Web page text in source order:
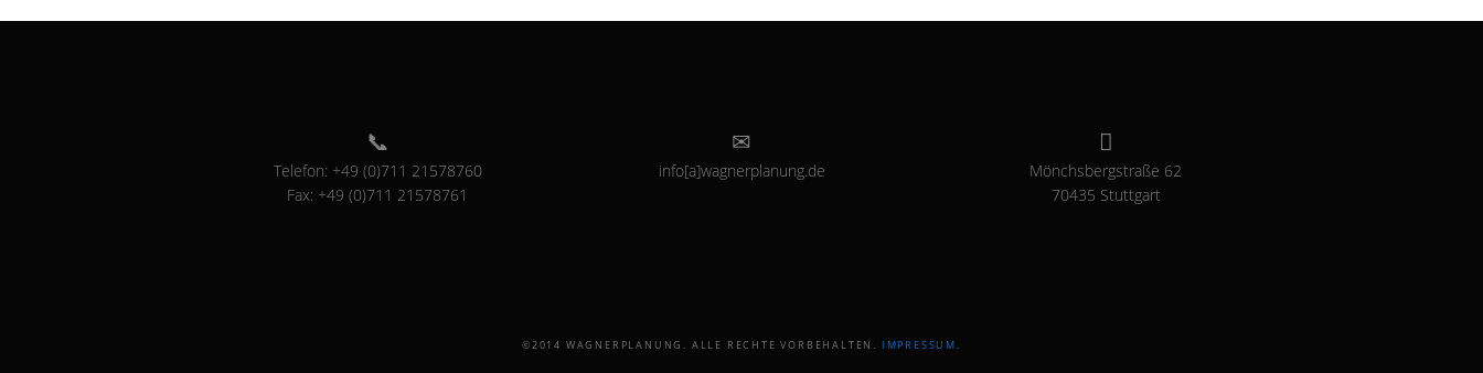
Telefon: +49 (0)711 21578760
Fax: +49 (0)711 21578761
info[a]wagnerplanung.de
Mönchsbergstraße 62
70435 Stuttgart
©2014 WAGNERPLANUNG. ALLE RECHTE VORBEHALTEN. IMPRESSUM.